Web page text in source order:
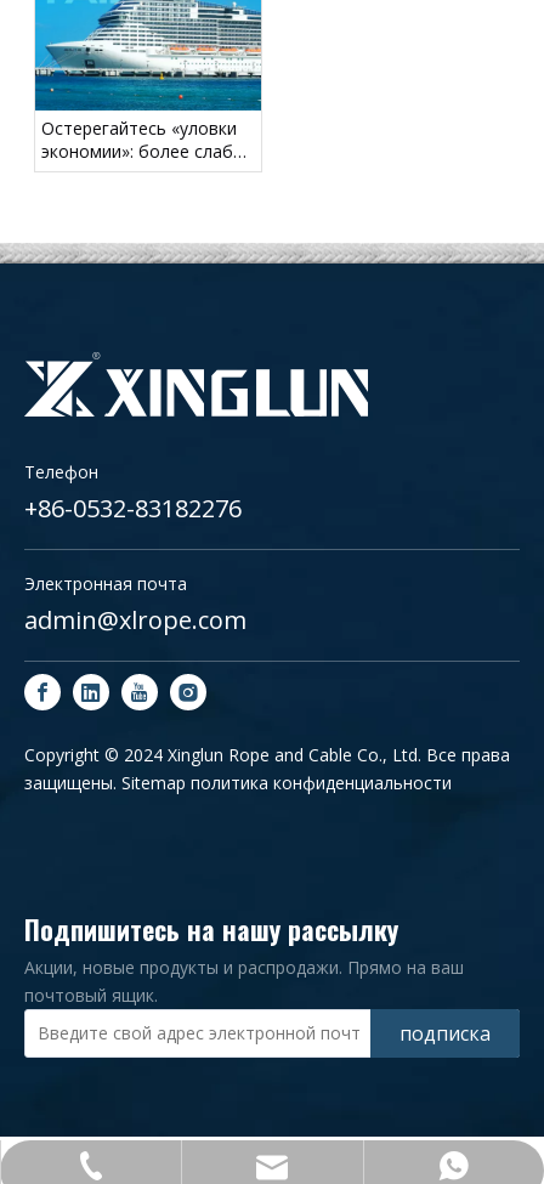
Остерегайтесь «уловки
экономии»: более слабый
швартовочный хвост
Телефон
+86-0532-83182276
Электронная почта
admin@xlrope.com
Copyright © 2024 Xinglun Rope and Cable Co., Ltd. Все права
защищены. Sitemap политика конфиденциальности
+86-0532-83182276
admin@xlrope.com
+86-15965581902
Подпишитесь на нашу рассылку
Акции, новые продукты и распродажи. Прямо на ваш
почтовый ящик.
подписка